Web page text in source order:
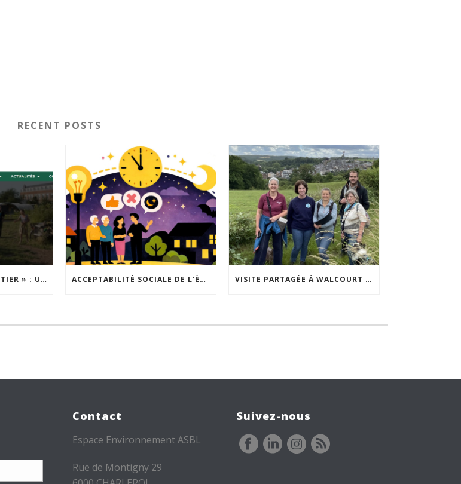
RECENT POSTS
« INSPIRONS LE QUARTIER » : UN NOUVEL APPEL À PROJETS EST LANCÉ ! ACCEPTABILITÉ SOCIALE DE L’ÉCLAIRAGE NOCTURNE : LE REPLAY EST DISPONIBLE VISITE PARTAGÉE À WALCOURT : UNE DÉMARCHE PARTICIPATIVE ANIMÉE PAR ESPACE ENVIRONNEMENT
Contact
Espace Environnement ASBL
Rue de Montigny 29
Suivez-nous